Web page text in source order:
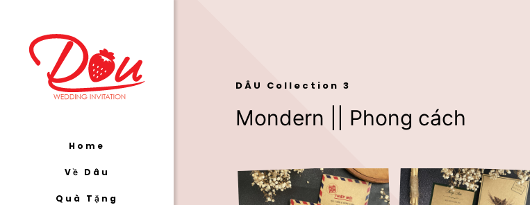
Home
Về Dâu
Quà Tặng
DÂU Collection 3
Mondern || Phong cách